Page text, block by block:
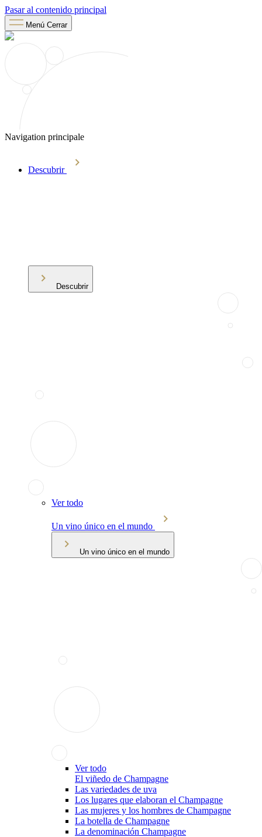
Pasar al contenido principal
Menú Cerrar
Navigation principale
Descubrir
Descubrir
Ver todo
Un vino único en el mundo
Un vino único en el mundo
Ver todo
El viñedo de Champagne
Las variedades de uva
Los lugares que elaboran el Champagne
Las mujeres y los hombres de Champagne
La botella de Champagne
La denominación Champagne